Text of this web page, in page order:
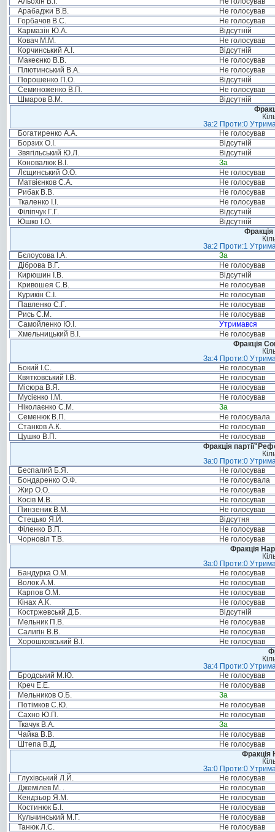
Арабаджи В.В.
Не голосував
Горбачов В.С.
Не голосував
Кармазін Ю.А.
Відсутній
Ковач М.М.
Не голосував
Корчинський А.І.
Відсутній
Макеєнко В.В.
Не голосував
Плютинський В.А.
Не голосував
Порошенко П.О.
Відсутній
Семиноженко В.П.
Не голосував
Шмаров В.М.
Відсутній
За:2 Проти:0
Богатиренко А.А.
Не голосував
Борзих О.І.
Відсутній
Звягільський Ю.Л.
Відсутній
Коновалюк В.І.
За
Лєщинський О.О.
Не голосував
Матвієнков С.А.
Не голосував
Рибак В.В.
Не голосував
Ткаленко І.І.
Не голосував
Філіпчук Г.Г.
Відсутній
Юшко І.О.
Відсутній
Фракція
За:2 Проти:1
Бєлоусова І.А.
За
Діброва В.Г.
Не голосував
Кирюшин І.В.
Відсутній
Кривошея С.В.
Не голосував
Курикін С.І.
Не голосував
Павленко С.Г.
Не голосував
Рись С.М.
Не голосував
Самойленко Ю.І.
Утримався
Хмельницький В.І.
Не голосував
Фракція
За:4 Проти:0
Бокий І.С.
Не голосував
Квятковський І.В.
Не голосував
Місюра В.Я.
Не голосував
Мусієнко І.М.
Не голосував
Ніколаєнко С.М.
За
Семенюк В.П.
Не голосувала
Станков А.К.
Не голосував
Цушко В.П.
Не голосував
Фракція
За:0 Проти:0
Беспалий Б.Я.
Не голосував
Бондаренко О.Ф.
Не голосувала
Жир О.О.
Не голосував
Косів М.В.
Не голосував
Пинзеник В.М.
Не голосував
Стецько Я.Й.
Відсутня
Філенко В.П.
Не голосував
Чорновіл Т.В.
Не голосував
Фракція
За:0 Проти:0
Бандурка О.М.
Не голосував
Волок А.М.
Не голосував
Карпов О.М.
Не голосував
Кінах А.К.
Не голосував
Костржевськй Д.Б.
Відсутній
Мельник П.В.
Не голосував
Салигін В.В.
Не голосував
Хорошковський В.І.
Не голосував
За:4 Проти:0
Бродський М.Ю.
Не голосував
Креч Е.Е.
Не голосував
Мельников О.Б.
За
Потімков С.Ю.
Не голосував
Сахно Ю.П.
Не голосував
Ткачук В.А.
За
Чайка В.В.
Не голосував
Штепа В.Д.
Не голосував
Фракція
За:0 Проти:0
Глухівський Л.Й.
Не голосував
Джемілев М. .
Не голосував
Кендзьор Я.М.
Не голосував
Костинюк Б.І.
Не голосував
Кульчинський М.Г.
Не голосував
Танюк Л.С.
Не голосував